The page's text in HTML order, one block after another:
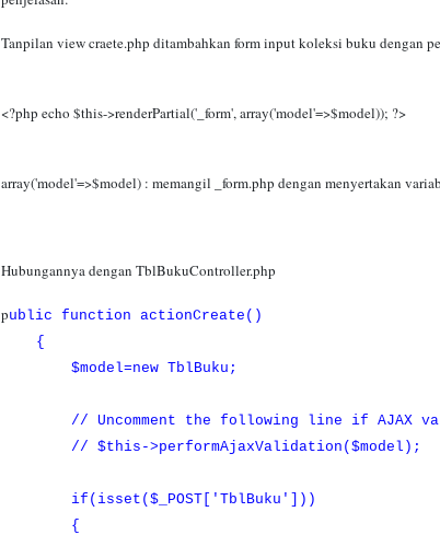
Tanpilan view craete.php ditambahkan form input koleksi buku dengan
<?php echo $this->renderPartial('_form', array('model'=>$model)); ?>
array('model'=>$model) : memangil _form.php dengan menyertakan
Hubungannya dengan TblBukuController.php
public function actionCreate()
{
$model=new TblBuku;
// Uncomment the following line if AJAX
// $this->performAjaxValidation($model);
if(isset($_POST['TblBuku']))
{